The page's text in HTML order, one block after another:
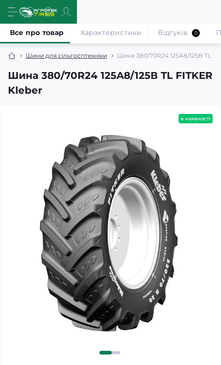
Шини для сільгосптехніки Шина 380/70R24 125A8/125В TL
Шина 380/70R24 125A8/125В TL FITKER
Kleber
Все про товар Характеристики Відгуків 0
в наявності